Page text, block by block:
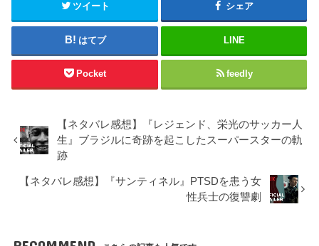
ツイート シェア
はてブ LINE
Pocket feedly
【ネタバレ感想】『レジェンド、栄光のサッカー人
生』ブラジルに奇跡を起こしたスーパースターの軌
跡
【ネタバレ感想】『サンティネル』PTSDを患う女
性兵士の復讐劇